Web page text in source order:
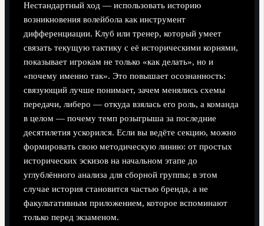
Нестандартный ход — использовать историю
возникновения волейбола как инструмент
дифференциации. Клуб или тренер, который умеет
связать текущую тактику с её историческими корнями,
показывает игрокам не только «как делать», но и
«почему именно так». Это повышает осознанность:
связующий лучше понимает, зачем менялись схемы
передачи, либеро — откуда взялась его роль, а команда
в целом — почему темп розыгрыша за последние
десятилетия ускорился. Если вы ведёте секцию, можно
формировать свою методическую линию: от простых
исторических эскизов на начальном этапе до
углублённого анализа для сборной группы; в этом
случае история становится частью бренда, а не
факультативным приложением, которое вспоминают
только перед экзаменом.